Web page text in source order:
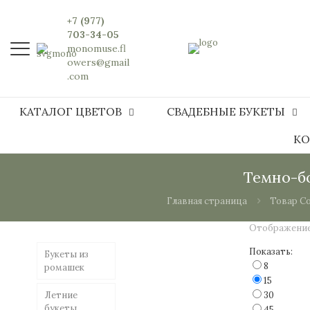
+7 (977)
703-34-05
monomuse.fl
owers@gmail
.com
КАТАЛОГ ЦВЕТОВ
СВАДЕБНЫЕ БУКЕТЫ
Темно-
Главная страница Товар
Показать:
8
15
30
Букеты из
ромашек
Летние